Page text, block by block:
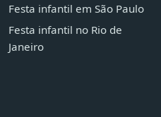
Festa infantil em São Paulo
Festa infantil no Rio de
Janeiro